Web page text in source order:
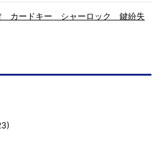
カードキー シャーロック 鍵紛失